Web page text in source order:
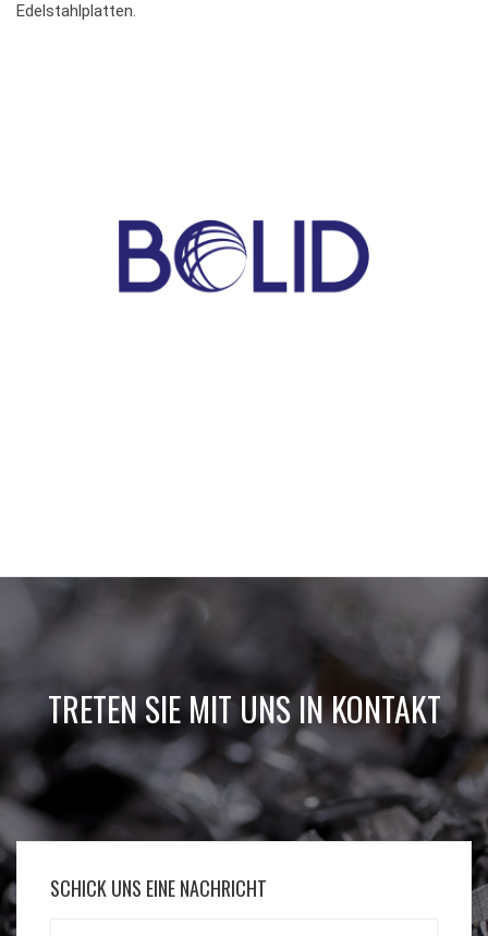
Edelstahlplatten.
TRETEN SIE MIT UNS IN KONTAKT
SCHICK UNS EINE NACHRICHT